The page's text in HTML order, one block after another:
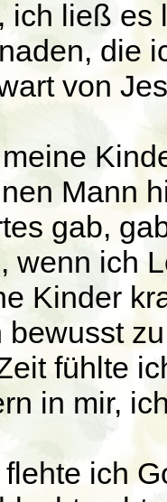
ich ließ es
die
von
Mann
gab,
wenn ich
Kinder
fühlte
in mir,
ich